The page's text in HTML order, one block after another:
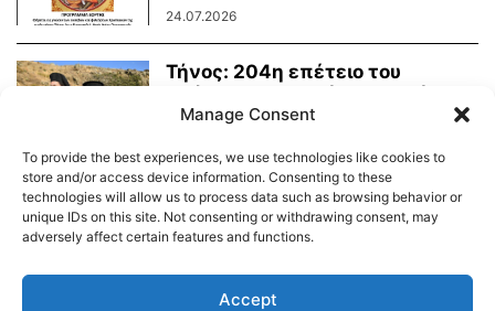
24.07.2026
Τήνος: 204η επέτειο του
24.07.2026
Δημοτικό Λιμενικό Ταμείο Τήνου – Άνδρου
Manage Consent
To provide the best experiences, we use technologies like cookies to
store and/or access device information. Consenting to these
technologies will allow us to process data such as browsing behavior or
unique IDs on this site. Not consenting or withdrawing consent, may
adversely affect certain features and functions.
Accept